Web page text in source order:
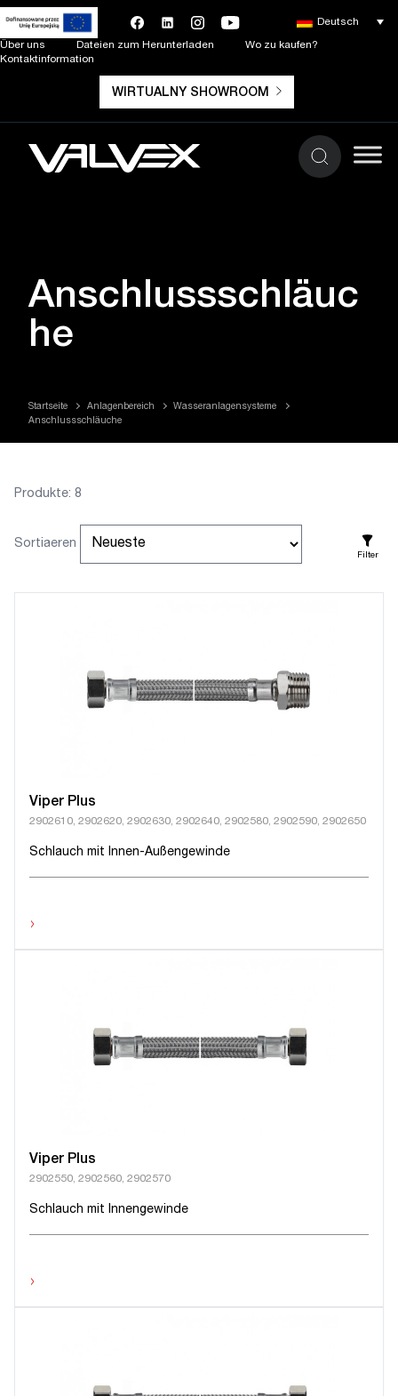
Über uns Dateien zum Herunterladen
Wo zu kaufen?
Kontaktinformation
WIRTUALNY SHOWROOM
Deutsch
Anschlussschläuc
he
Startseite Anlagenbereich
Wasseranlagensysteme
Anschlussschläuche
Produkte: 8
Sortiaeren
Filter
Viper Plus
2902610, 2902620, 2902630, 2902640, 2902580, 2902590, 2902650
Schlauch mit Innen-Außengewinde
›
Viper Plus
2902550, 2902560, 2902570
Schlauch mit Innengewinde
›